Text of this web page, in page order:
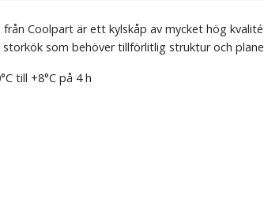
från Coolpart är ett kylskåp av mycket hög
som behöver tillförlitlig struktur och
till +8°C på 4 h